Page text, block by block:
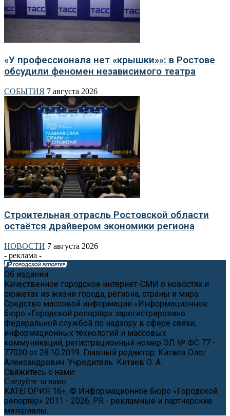
«У профессионала нет «крышки»»: в Ростове
обсудили феномен независимого театра
СОБЫТИЯ 7 августа 2026
Строительная отрасль Ростовской области
остаётся драйвером экономики региона
НОВОСТИ 7 августа 2026
- реклама -
Об издании
Качественное городское интернет-СМИ о новостях и
сюжетах из жизни города, региона, страны и мира.
Средство массовой информации «Информационное
бюро «Городской репортёр» зарегистрировано
Федеральной службой по надзору в сфере связи,
информационных технологий и массовых
коммуникаций, регистрационный номер ЭЛ № ФС 77 -
77030 от 28.10.2019. Главный редактор: Китаев Олег
Александрович. Учредитель: Китаев О. А.
Свяжитесь с нами:
Следуйте за нами
КАТЕГОРИЯ 16+, © Информационное бюро «Городской
репортёр» 2011 - 2026, PR - рекламные и партнерские
материалы.